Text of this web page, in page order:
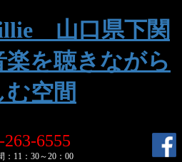
263-6555
：11：30～20：00